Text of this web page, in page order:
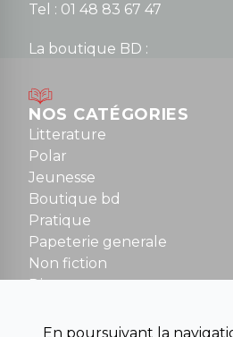
Tel : 01 48 83 67 47
La boutique BD :
Mardi au samedi : 10h à 13h /
Dimanche : 10h30 à 12h30
Tel : 01 48 89 13 88
NOUS CONTACTER
contact@la-griffe-noire.com
NOS CATÉGORIES
Litterature
Polar
Jeunesse
Boutique bd
Pratique
Papeterie generale
Non fiction
Divers
Beaux livres et art
En poursuivant la